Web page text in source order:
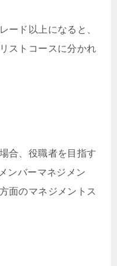
ード以上になると、
ストコースに分かれ
合、役職者を目指す
ンバーマネジメン
面のマネジメントス